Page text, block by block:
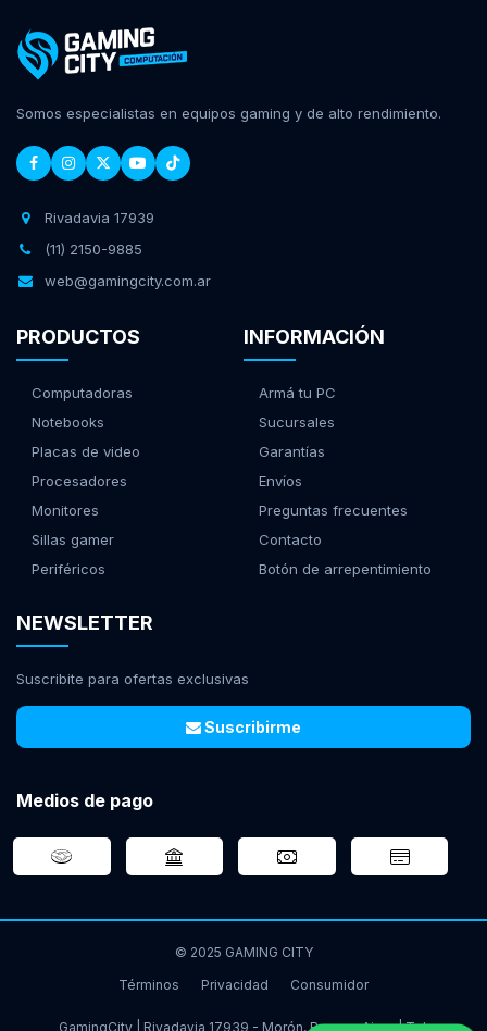
Somos especialistas en equipos gaming y de alto rendimiento.
Rivadavia 17939
(11) 2150-9885
web@gamingcity.com.ar
PRODUCTOS
Computadoras
Notebooks
Placas de video
Procesadores
Monitores
Sillas gamer
Periféricos
INFORMACIÓN
Armá tu PC
Sucursales
Garantías
Envíos
Preguntas frecuentes
Contacto
Botón de arrepentimiento
NEWSLETTER
Suscribite para ofertas exclusivas
Suscribirme
Medios de pago
© 2025 GAMING CITY
Términos
Privacidad Consumidor
GamingCity | Rivadavia 17939 - Morón, Buenos Aires | Tel: